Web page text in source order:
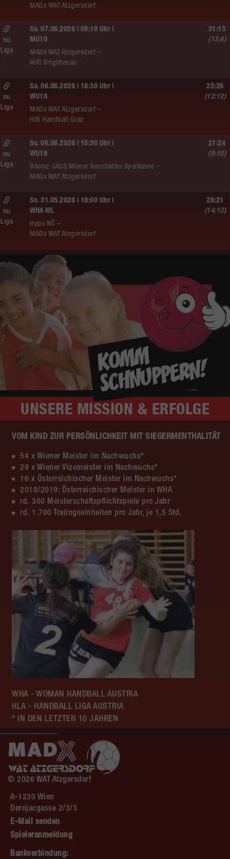
MADx WAT Atzgersdorf
So. 07.06.2026 | 09:10 Uhr |
MU10
MADx WAT Atzgersdorf –
WAT Brigittenau
nu
Liga
31:13
(13:4)
Sa. 06.06.2026 | 18:30 Uhr |
WU18
MADx WAT Atzgersdorf –
HIB Handball Graz
nu
Liga
25:26
(12:12)
So. 06.06.2026 | 15:30 Uhr |
WU18
Roomz JAGS Wiener Neustädter Sparkasse –
MADx WAT Atzgersdorf
nu
Liga
21:24
(9:10)
So. 31.05.2026 | 18:00 Uhr |
WHA ML
Hypo NÖ –
MADx WAT Atzgersdorf
nu
Liga
28:21
(14:13)
UNSERE MISSION & ERFOLGE
VOM KIND ZUR PERSÖNLICHKEIT MIT SIEGERMENTHALITÄT
54 x Wiener Meister im Nachwuchs*
29 x Wiener Vizemeister im Nachwuchs*
16 x Österreichischer Meister im Nachwuchs*
2018/2019: Österreichischer Meister in WHA
rd. 300 Meisterschaftspflichtspiele pro Jahr
rd. 1.700 Traiingseinheiten pro Jahr, je 1,5 Std.
WHA - WOMAN HANDBALL AUSTRIA
HLA - HANDBALL LIGA AUSTRIA
* IN DEN LETZTEN 10 JAHREN
© 2026 WAT Atzgersdorf
A-1230 Wien
Dernjacgasse 2/3/3
E-Mail senden
Spieleranmeldung
Bankverbindung: